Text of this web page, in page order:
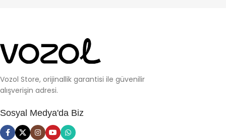
Vozol Store, orijinallik garantisi ile güvenilir
alışverişin adresi.
Sosyal Medya'da Biz